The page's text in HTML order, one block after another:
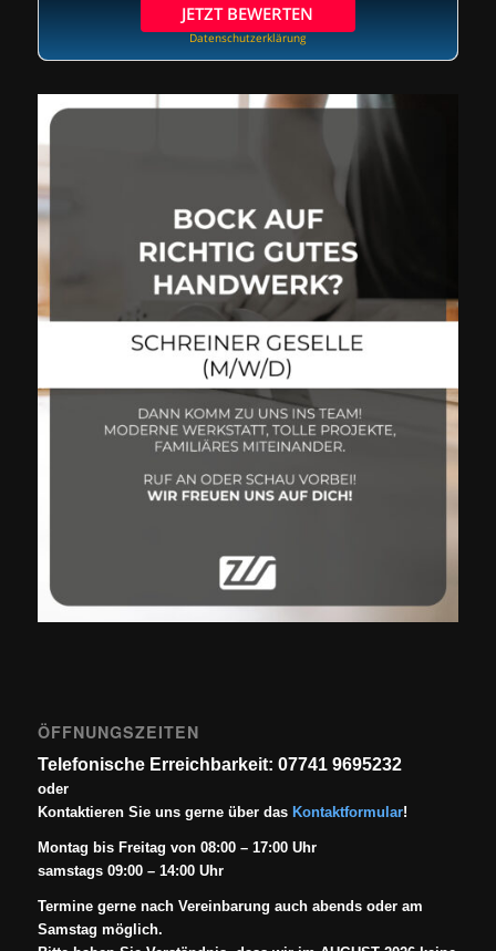
JETZT BEWERTEN
Datenschutzerklärung
ÖFFNUNGSZEITEN
Telefonische Erreichbarkeit: 07741 9695232
oder
Kontaktieren Sie uns gerne über das Kontaktformular!
Montag bis Freitag von 08:00 – 17:00 Uhr
samstags 09:00 – 14:00 Uhr
Termine gerne nach Vereinbarung auch abends oder am
Samstag möglich.